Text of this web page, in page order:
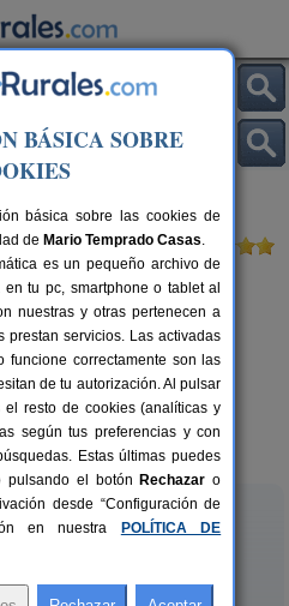
de Villasante
4-10+1 pers.
desde21 €
(Burgos)
BÁSICA SOBRE
básica sobre las cookies de
de Mario Temprado Casas.
es un pequeño archivo de
tu pc, smartphone o tablet al
nuestras y otras pertenecen a
prestan servicios. Las activadas
funcione correctamente son las
de tu autorización. Al pulsar
el resto de cookies (analíticas y
según tus preferencias y con
Estas últimas puedes
pulsando el botón Rechazar o
desde “Configuración de
en nuestra
POLÍTICA DE